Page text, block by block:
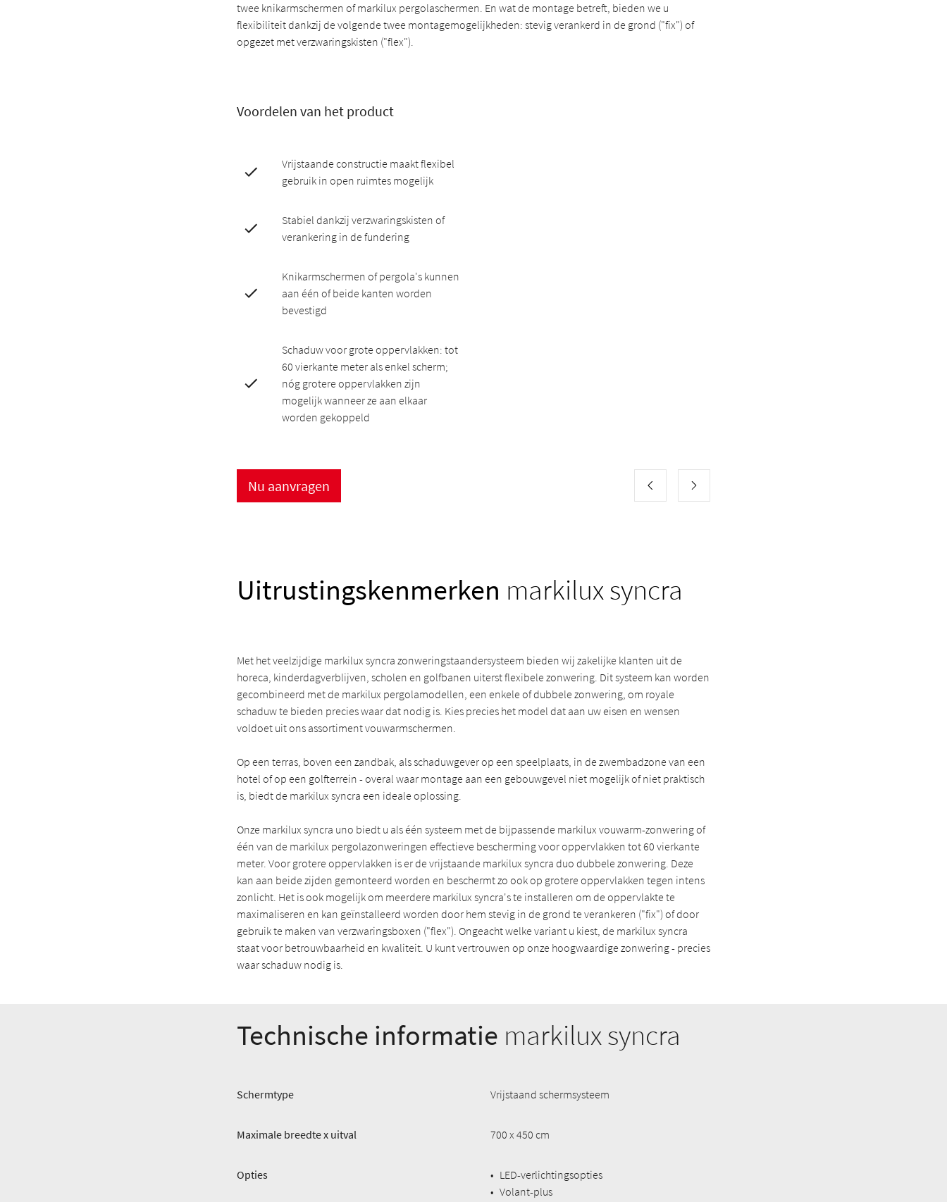
twee knikarmschermen of markilux pergolaschermen. En wat de montage betreft, bieden we u
flexibiliteit dankzij de volgende twee montagemogelijkheden: stevig verankerd in de grond ("fix") of
opgezet met verzwaringskisten ("flex").
Voordelen van het product
Vrijstaande constructie maakt flexibel
gebruik in open ruimtes mogelijk
Stabiel dankzij verzwaringskisten of
verankering in de fundering
Knikarmschermen of pergola's kunnen
aan één of beide kanten worden
bevestigd
Schaduw voor grote oppervlakken: tot
60 vierkante meter als enkel scherm;
nóg grotere oppervlakken zijn
mogelijk wanneer ze aan elkaar
worden gekoppeld
Nu aanvragen
Uitrustingskenmerken markilux syncra
Met het veelzijdige markilux syncra zonweringstaandersysteem bieden wij zakelijke klanten uit de
horeca, kinderdagverblijven, scholen en golfbanen uiterst flexibele zonwering. Dit systeem kan worden
gecombineerd met de markilux pergolamodellen, een enkele of dubbele zonwering, om royale
schaduw te bieden precies waar dat nodig is. Kies precies het model dat aan uw eisen en wensen
voldoet uit ons assortiment vouwarmschermen.
Op een terras, boven een zandbak, als schaduwgever op een speelplaats, in de zwembadzone van een
hotel of op een golfterrein - overal waar montage aan een gebouwgevel niet mogelijk of niet praktisch
is, biedt de markilux syncra een ideale oplossing.
Onze markilux syncra uno biedt u als één systeem met de bijpassende markilux vouwarm-zonwering of
één van de markilux pergolazonweringen effectieve bescherming voor oppervlakken tot 60 vierkante
meter. Voor grotere oppervlakken is er de vrijstaande markilux syncra duo dubbele zonwering. Deze
kan aan beide zijden gemonteerd worden en beschermt zo ook op grotere oppervlakken tegen intens
zonlicht. Het is ook mogelijk om meerdere markilux syncra's te installeren om de oppervlakte te
maximaliseren en kan geïnstalleerd worden door hem stevig in de grond te verankeren ("fix") of door
gebruik te maken van verzwaringsboxen ("flex"). Ongeacht welke variant u kiest, de markilux syncra
staat voor betrouwbaarheid en kwaliteit. U kunt vertrouwen op onze hoogwaardige zonwering - precies
waar schaduw nodig is.
Technische informatie markilux syncra
Schermtype Vrijstaand schermsysteem
Maximale breedte x uitval 700 x 450 cm
Opties • LED-verlichtingsopties
• Volant-plus